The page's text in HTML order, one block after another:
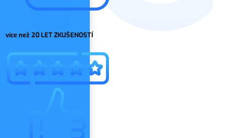
více než 20 LET ZKUŠENOSTÍ